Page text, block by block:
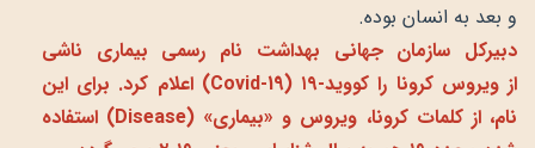
و بعد به انسان بوده.
دبیرکل سازمان جهانی بهداشت نام رسمی بیماری ناشی
ازویروس کرونا
را کووید-۱۹ (Covid-19) اعلام کرد. برای این
نام، از کلمات کرونا، ویروس و «بیماری» (Disease) استفاده